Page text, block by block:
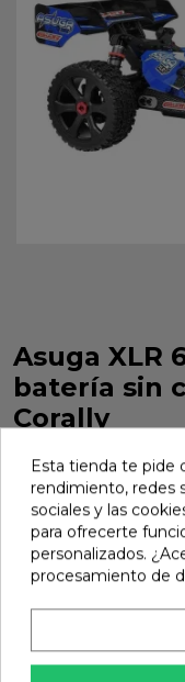
Asuga XLR
batería sin
Corally
Ref. C-00288-B
Marca: Team Corally
626,05 €
En stock
Esta tienda te pide
rendimiento, redes
sociales y las
para ofrecerte
personalizados.
procesamiento de